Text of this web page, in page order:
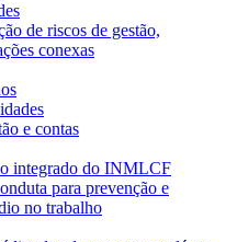
de riscos de gestão,
conexas
e contas
integrado do INMLCF
para prevenção e
no trabalho